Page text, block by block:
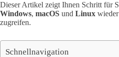
Dieser Artikel zeigt Ihnen Schritt für
Windows, macOS und Linux
zugreifen.
Schnellnavigation